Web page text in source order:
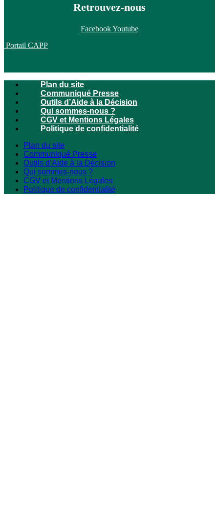
Retrouvez-nous
FacebookYoutube
Portail CAPP
Plan du site
Communiqué Presse
Outils d’Aide à la Décision
Qui sommes-nous ?
CGV et Mentions Légales
Politique de confidentialité
Plan du site
Communiqué Presse
Outils d’Aide à la Décision
Qui sommes-nous ?
CGV et Mentions Légales
Politique de confidentialité